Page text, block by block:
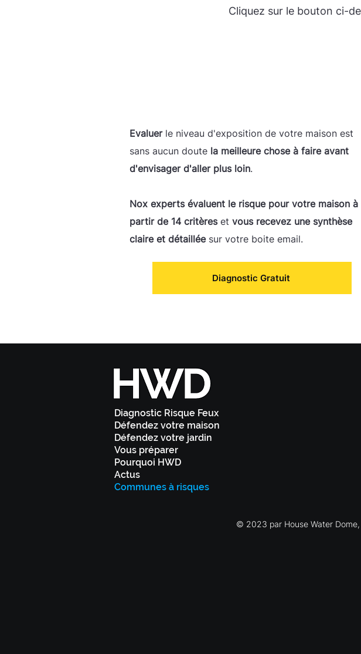
Cliquez sur le bouton ci-
Evaluer le niveau d'exposition de votre maison est
sans aucun doute la meilleure chose à faire avant
d'envisager d'aller plus loin.
Nox experts évaluent le risque pour votre maison à
partir de 14 critères et vous recevez une synthèse
claire et détailléesur votre boite email.
Diagnostic Gratuit
Diagnostic Risque Feux
Défendez votre maison
Défendez votre jardin
Vous préparer
Pourquoi HWD
Actus
Communes à risques
© 2023 par House Water